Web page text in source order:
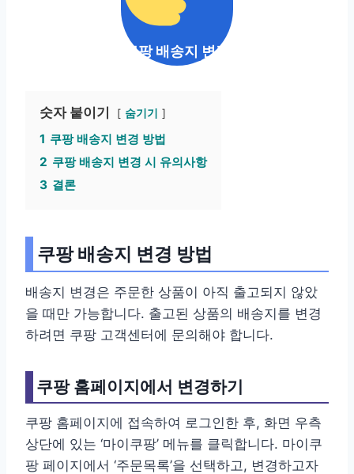
쿠팡 배송지 변경
숫자 붙이기 숨기기
1 쿠팡 배송지 변경 방법
2 쿠팡 배송지 변경 시 유의사항
3 결론
쿠팡 배송지 변경 방법
배송지 변경은 주문한 상품이 아직 출고되지 않았
을 때만 가능합니다. 출고된 상품의 배송지를 변경
하려면 쿠팡 고객센터에 문의해야 합니다.
쿠팡 홈페이지에서 변경하기
쿠팡 홈페이지에 접속하여 로그인한 후, 화면 우측
상단에 있는 ‘마이쿠팡’ 메뉴를 클릭합니다. 마이쿠
팡 페이지에서 ‘주문목록’을 선택하고, 변경하고자